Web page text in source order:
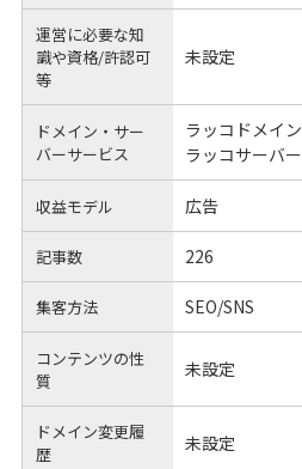
運営に必要な知
識や資格/許認可
等
未設定
ドメイン・サー
バーサービス
ラッコドメイン
ラッコサーバー
収益モデル 広告
記事数 226
集客方法 SEO/SNS
コンテンツの性
質
未設定
ドメイン変更履
歴
未設定